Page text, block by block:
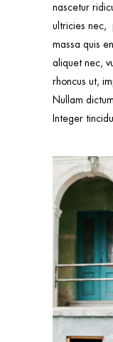
nascetur
ultricies nec,
massa quis
aliquet nec,
rhoncus ut,
Nullam
Integer